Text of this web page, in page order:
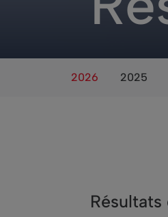
2026 2025